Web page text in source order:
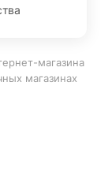
магазина
магазинах